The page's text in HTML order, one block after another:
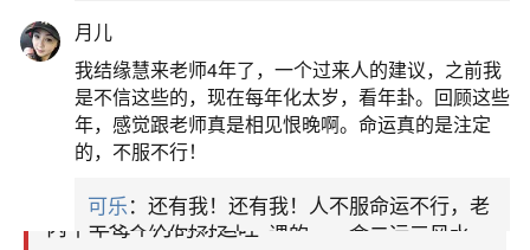
节奏，但整体运势平稳，事业有贵人提携，财运稳
中有升，健康亦无大碍，关键在“借火成势，不争不
躁”。所谓犯太岁，在己土身上更多体现为能量升级
的过渡期，而非灾厄临门。
2、生于辛酉年辛卯月己亥日丙寅时的人在2026
丙午年每个月的财运旺
月儿
我结缘慧来老师4年了，一个过来人的建议，之前我
是不信这些的，现在每年化太岁，看年卦。回顾这些
年，感觉跟老师真是相见恨晚啊。命运真的是注定
的，不服不行！
可乐：还有我！还有我！人不服命运不行，老
天爷会给你好好上一课的。一命二运三风水，